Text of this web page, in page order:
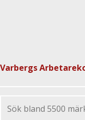
Varbergs